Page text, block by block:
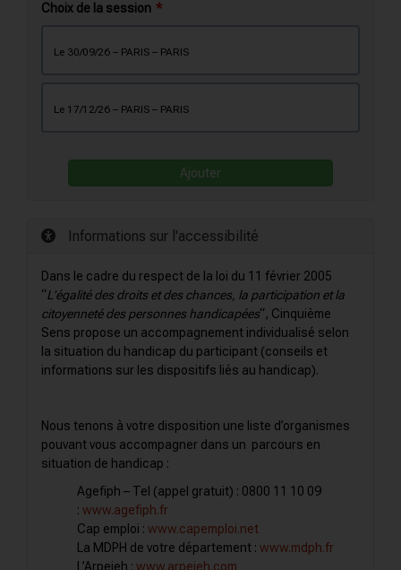
Choix de la session
le 30/09/26 – PARIS – PARIS
le 17/12/26 – PARIS – PARIS
Ajouter
Informations sur l'accessibilité
Dans le cadre du respect de la loi du 11 février 2005
“L’égalité des droits et des chances, la participation et la
citoyenneté des personnes handicapées“, Cinquième
Sens propose un accompagnement individualisé selon
la situation du handicap du participant (conseils et
informations sur les dispositifs liés au handicap).
Nous tenons à votre disposition une liste d’organismes
pouvant vous accompagner dans un parcours en
situation de handicap :
Agefiph – Tel (appel gratuit) : 0800 11 10 09
: www.agefiph.fr
Cap emploi : www.capemploi.net
La MDPH de votre département : www.mdph.fr
L’Arpejeh : www.arpejeh.com